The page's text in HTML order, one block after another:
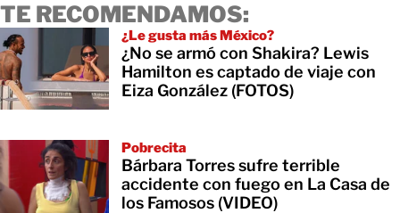
TE RECOMENDAMOS:
¿Le gusta más México?
¿No se armó con Shakira? Lewis
Hamilton es captado de viaje con
Eiza González (FOTOS)
Pobrecita
Bárbara Torres sufre terrible
accidente con fuego en La Casa de
los Famosos (VIDEO)